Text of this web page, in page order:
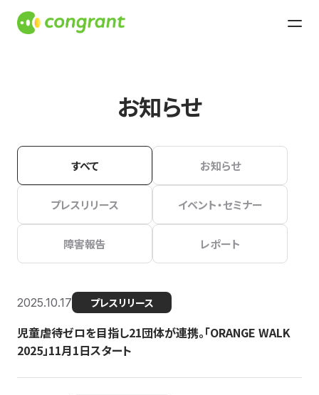
お知らせ
すべて お知らせ
プレスリリース イベント・セミナー
障害報告 レポート
2025.10.17 プレスリリース
児童虐待ゼロを目指し21団体が連携。「ORANGE WALK
2025」11月1日スタート